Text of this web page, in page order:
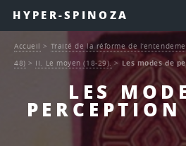
HYPER-SPINOZA
LES
Accueil > Traité de la réforme de
48) > II. Le moyen (18-29). > Les modes de